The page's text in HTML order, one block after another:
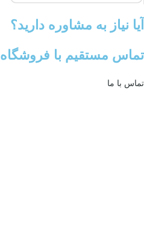
آیا نیاز به مشاوره دارید؟
تماس مستقیم با
تماس با ما